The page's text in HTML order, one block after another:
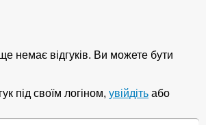
немає відгуків. Ви можете бути
під своїм логіном, увійдіть або